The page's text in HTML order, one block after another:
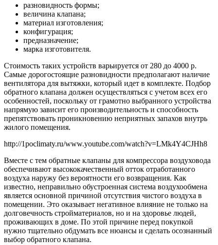
разновидность формы;
величина клапана;
материал изготовления;
конфигурация;
предназначение;
марка изготовителя.
Стоимость таких устройств варьируется от 280 до 4000 р.
Самые дорогостоящие разновидности предполагают наличие
вентилятора для вытяжки, который идет в комплекте. Подбор
обратного клапана должен осуществляться с учетом всех его
особенностей, поскольку от грамотно выбранного устройства
напрямую зависит его производительность и способность
препятствовать проникновению неприятных запахов внутрь
жилого помещения.
http://1poclimaty.ru/www.youtube.com/watch?v=LMk4Y4CJHh8
Вместе с тем обратные клапаны для компрессора воздуховода
обеспечивают высококачественный отток отработанного
воздуха наружу без вероятности его возвращения. Как
известно, неправильно обустроенная система воздухообмена
является основной причиной отсутствия чистого воздуха в
помещении. Это оказывает негативное влияние не только на
долговечность стройматериалов, но и на здоровье людей,
проживающих в доме. По этой причине перед покупкой
нужно тщательно обдумать все нюансы и сделать осознанный
выбор обратного клапана.